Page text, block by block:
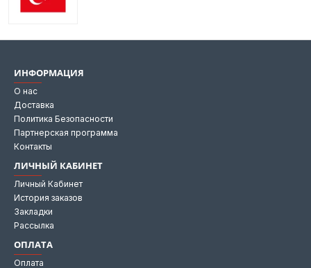
ИНФОРМАЦИЯ
О нас
Доставка
Политика Безопасности
Партнерская программа
Контакты
ЛИЧНЫЙ КАБИНЕТ
Личный Кабинет
История заказов
Закладки
Рассылка
ОПЛАТА
Оплата